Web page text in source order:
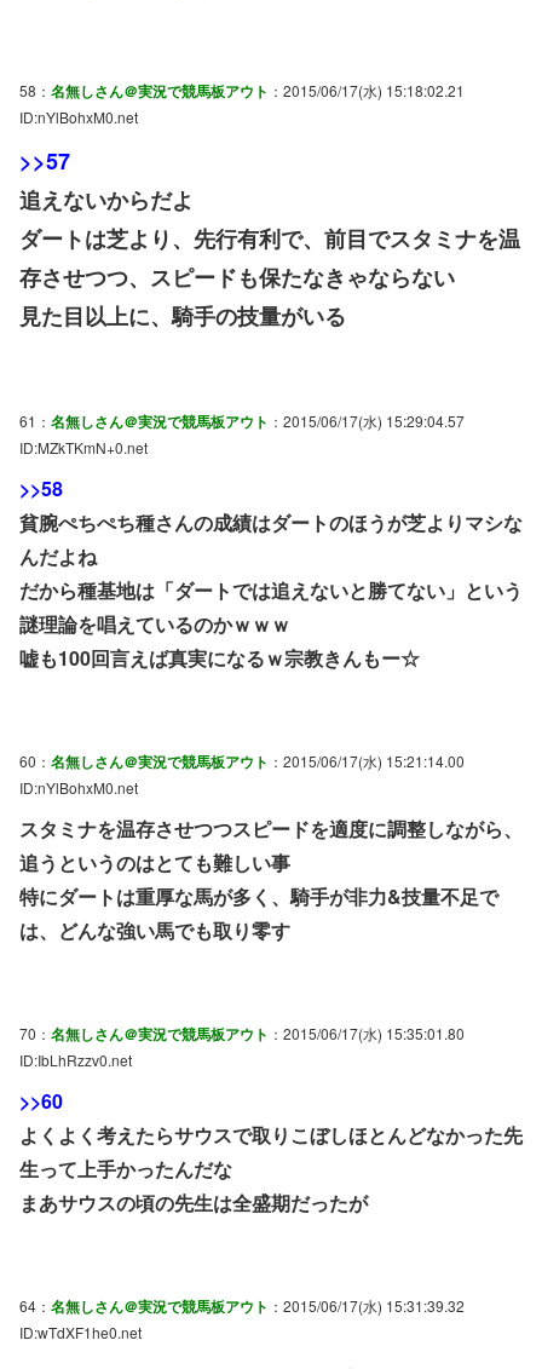
58： 名無しさん＠実況で競馬板アウト ：2015/06/17(水) 15:18:02.21
ID:nYlBohxM0.net
>>57
追えないからだよ
ダートは芝より、先行有利で、前目でスタミナを温
存させつつ、スピードも保たなきゃならない
見た目以上に、騎手の技量がいる
61： 名無しさん＠実況で競馬板アウト ：2015/06/17(水) 15:29:04.57
ID:MZkTKmN+0.net
>>58
貧腕ぺちぺち種さんの成績はダートのほうが芝よりマシな
んだよね
だから種基地は「ダートでは追えないと勝てない」という
謎理論を唱えているのかｗｗｗ
嘘も100回言えば真実になるｗ宗教きんもー☆
60： 名無しさん＠実況で競馬板アウト ：2015/06/17(水) 15:21:14.00
ID:nYlBohxM0.net
スタミナを温存させつつスピードを適度に調整しながら、
追うというのはとても難しい事
特にダートは重厚な馬が多く、騎手が非力&技量不足で
は、どんな強い馬でも取り零す
70： 名無しさん＠実況で競馬板アウト ：2015/06/17(水) 15:35:01.80
ID:IbLhRzzv0.net
>>60
よくよく考えたらサウスで取りこぼしほとんどなかった先
生って上手かったんだな
まあサウスの頃の先生は全盛期だったが
64： 名無しさん＠実況で競馬板アウト ：2015/06/17(水) 15:31:39.32
ID:wTdXF1he0.net